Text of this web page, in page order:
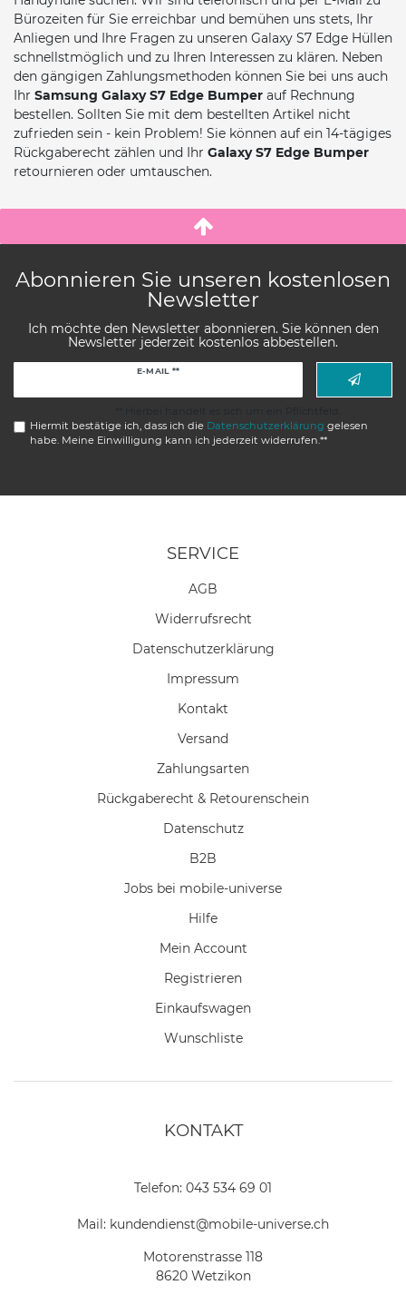
Bürozeiten für Sie erreichbar und bemühen uns stets, Ihr
Anliegen und Ihre Fragen zu unseren Galaxy S7 Edge Hüllen
schnellstmöglich und zu Ihren Interessen zu klären. Neben
den gängigen Zahlungsmethoden können Sie bei uns auch
Ihr Samsung Galaxy S7 Edge Bumper auf Rechnung
bestellen. Sollten Sie mit dem bestellten Artikel nicht
zufrieden sein - kein Problem! Sie können auf ein 14-tägiges
Rückgaberecht zählen und Ihr Galaxy S7 Edge Bumper
retournieren oder umtauschen.
Abonnieren Sie unseren kostenlosen
Newsletter
Ich möchte den Newsletter abonnieren. Sie können den
Newsletter jederzeit kostenlos abbestellen.
E-MAIL **
Hiermit bestätige ich, dass ich die Daten­schutz­erklärung gelesen
habe. Meine Einwilligung kann ich jederzeit widerrufen.**
SERVICE
AGB
Widerrufs­recht
Daten­schutz­erklärung
Impressum
Kontakt
Versand
Zahlungsarten
Rückgaberecht & Retourenschein
Datenschutz
B2B
Jobs bei mobile-universe
Hilfe
Mein Account
Registrieren
Einkaufswagen
Wunschliste
KONTAKT
Telefon: 043 534 69 01
Mail: kundendienst@mobile-universe.ch
Motorenstrasse 118
8620 Wetzikon